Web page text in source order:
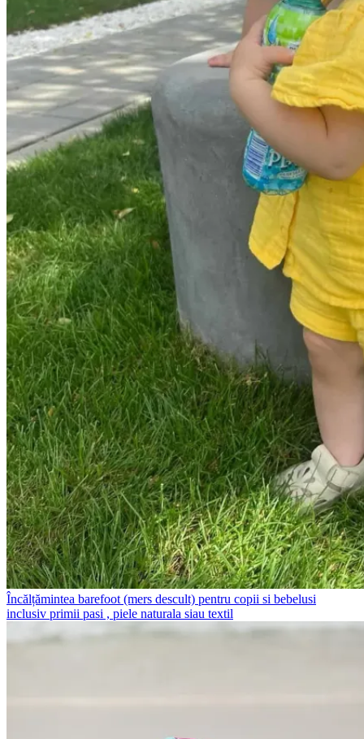
Încălțămintea barefoot (mers descult) pentru copii si bebelusi
inclusiv primii pasi , piele naturala siau textil